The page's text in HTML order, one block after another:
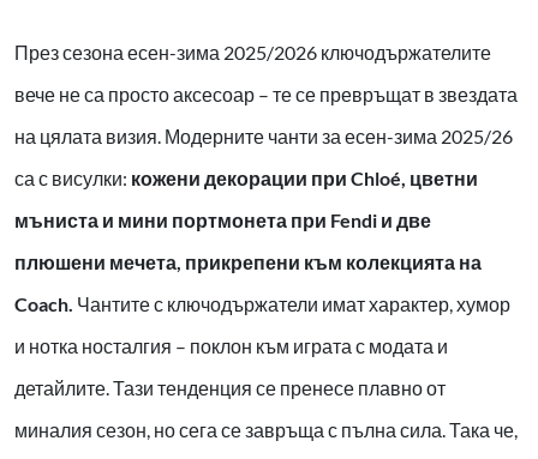
През сезона есен-зима 2025/2026 ключодържателите
вече не са просто аксесоар – те се превръщат в звездата
на цялата визия. Модерните чанти за есен-зима 2025/26
са с висулки: кожени декорации при Chloé, цветни
мъниста и мини портмонета при Fendi и две
плюшени мечета, прикрепени към колекцията на
Coach. Чантите с ключодържатели имат характер, хумор
и нотка носталгия – поклон към играта с модата и
детайлите. Тази тенденция се пренесе плавно от
миналия сезон, но сега се завръща с пълна сила. Така че,